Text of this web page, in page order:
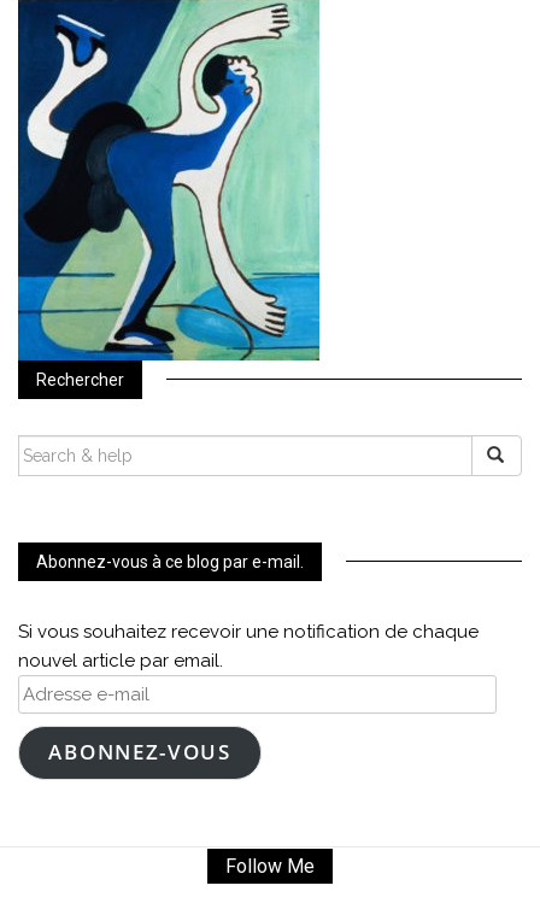
Rechercher
SEARCH
FOR:
Abonnez-vous à ce blog par e-mail.
Si vous souhaitez recevoir une notification de chaque
nouvel article par email.
Adresse
e-
mailABONNEZ-VOUS
Follow Me